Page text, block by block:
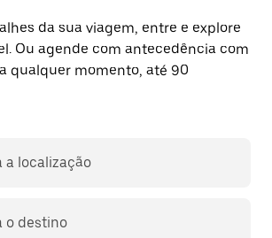
da sua viagem, entre e explore
Ou agende com antecedência com
qualquer momento, até 90
a localização
o destino